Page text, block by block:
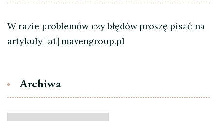
W razie problemów czy błędów proszę pisać na
artykuly [at] mavengroup.pl
Archiwa